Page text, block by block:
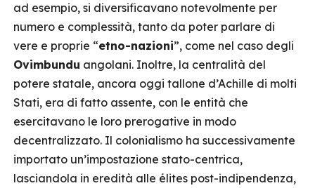
ad esempio, si diversificavano notevolmente per
numero e complessità, tanto da poter parlare di
vere e proprie “etno-nazioni”, come nel caso degli
Ovimbundu angolani. Inoltre, la centralità del
potere statale, ancora oggi tallone d’Achille di molti
Stati, era di fatto assente, con le entità che
esercitavano le loro prerogative in modo
decentralizzato. Il colonialismo ha successivamente
importato un’impostazione stato-centrica,
lasciandola in eredità alle élites post-indipendenza,